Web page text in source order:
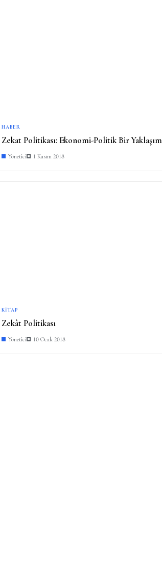
HABER
Zekat Politikası: Ekonomi-Politik Bir Yaklaşım
Yönetici 1 Kasım 2018
KITAP
Zekât Politikası
Yönetici 10 Ocak 2018